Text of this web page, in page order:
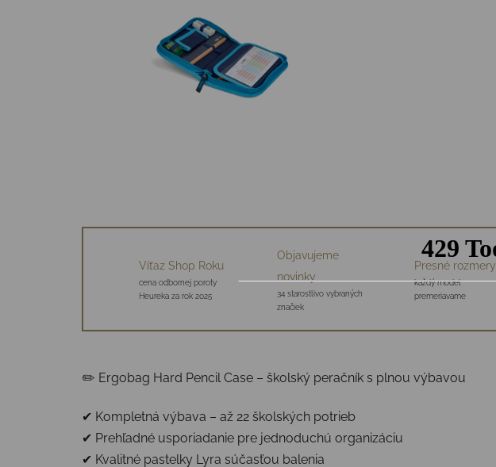
Víťaz Shop Roku
cena odbornej poroty
Heureka za rok 2025
Objavujeme
novinky
34 starostlivo vybraných
značiek
Presné rozmery
každý model
premeriavame
✏️ Ergobag Hard Pencil Case – školský peračník s plnou výbavou
✔ Kompletná výbava – až 22 školských potrieb
✔ Prehľadné usporiadanie pre jednoduchú organizáciu
✔ Kvalitné pastelky Lyra súčasťou balenia